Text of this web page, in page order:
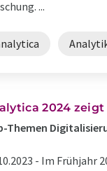
...
2024
Themen
- Im Frühjahr